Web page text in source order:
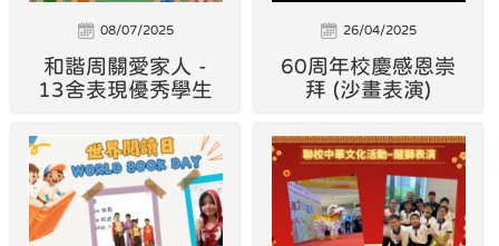
08/07/2025
和諧周關愛家人 -
13舍表現優秀學生
26/04/2025
60周年校慶感恩崇
拜 (沙畫表演)